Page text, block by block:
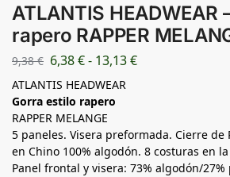
ATLANTIS HEADWEAR
rapero RAPPER
9,38€ 6,38€- 13,13€
ATLANTIS HEADWEAR
Gorra estilo rapero
RAPPER MELANGE
5 paneles. Visera preformada. Cierre de
en Chino 100% algodón. 8 costuras en
Panel frontal y visera: 73% algodón/27%